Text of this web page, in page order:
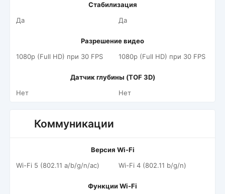
Стабилизация
Да
Да
Разрешение видео
1080p (Full HD) при 30 FPS
1080p (Full HD) при 30 FPS
Датчик глубины (TOF 3D)
Нет
Нет
Коммуникации
Версия Wi-Fi
Wi-Fi 5 (802.11 a/b/g/n/ac)
Wi-Fi 4 (802.11 b/g/n)
Функции Wi-Fi